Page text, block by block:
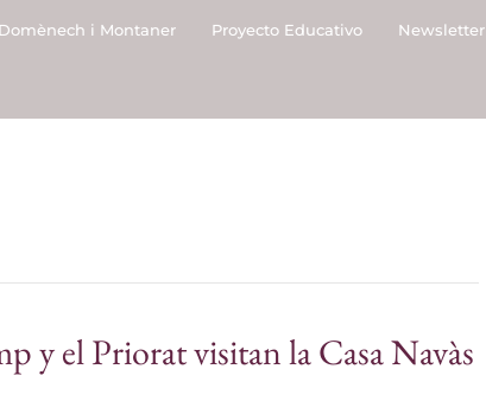
Domènech i Montaner Proyecto Educativo Newsletter
y el Priorat visitan la Casa Navàs